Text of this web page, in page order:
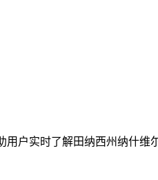
户实时了解田纳西州纳什维